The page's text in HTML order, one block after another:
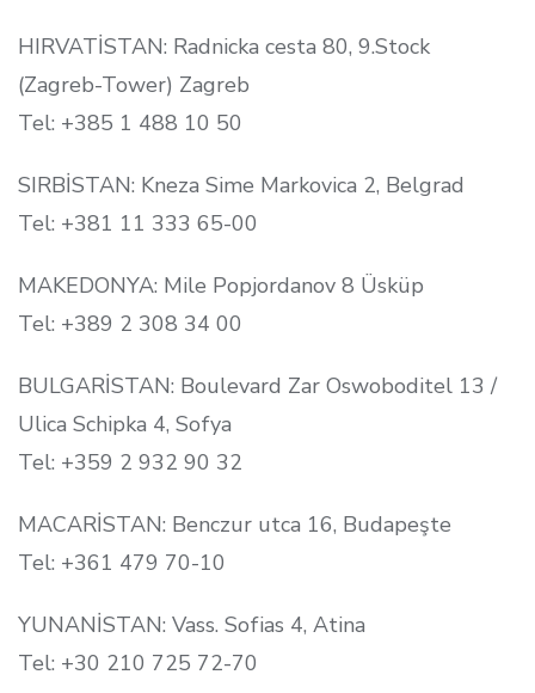
HIRVATİSTAN: Radnicka cesta 80, 9.Stock
(Zagreb-Tower) Zagreb
Tel: +385 1 488 10 50
SIRBİSTAN: Kneza Sime Markovica 2, Belgrad
Tel: +381 11 333 65-00
MAKEDONYA: Mile Popjordanov 8 Üsküp
Tel: +389 2 308 34 00
BULGARİSTAN: Boulevard Zar Oswoboditel 13 /
Ulica Schipka 4, Sofya
Tel: +359 2 932 90 32
MACARİSTAN: Benczur utca 16, Budapeşte
Tel: +361 479 70-10
YUNANİSTAN: Vass. Sofias 4, Atina
Tel: +30 210 725 72-70